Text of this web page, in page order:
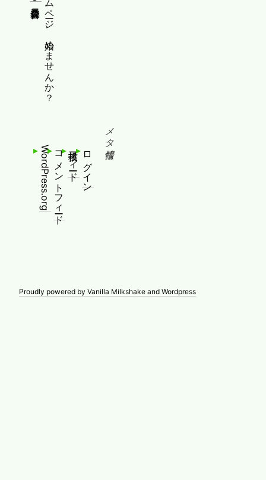
縦書きホームページ、始めませんか？
メタ情報
ログイン
投稿フィード
コメントフィード
WordPress.org
Proudly powered by Vanilla Milkshake and Wordpress